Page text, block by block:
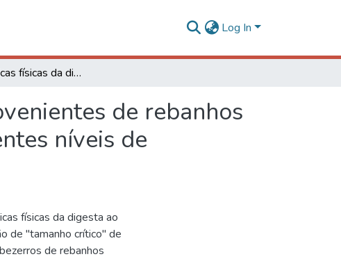
Log In
Características físicas da digesta de bezerros provenientes de rebanhos leiteiros alimentados com dietas contendo diferentes níveis de concentrado
de rebanhos
níveis de
físicas da digesta ao
de "tamanho crítico" de
de rebanhos